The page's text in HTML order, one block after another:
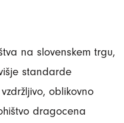
na slovenskem trgu,
standarde
oblikovno
dragocena